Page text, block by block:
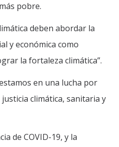
pobre.
deben abordar la
y económica como
la fortaleza climática”.
en una lucha por
climática, sanitaria y
de COVID-19, y la